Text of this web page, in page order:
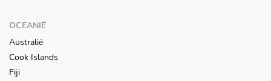
OCEANIË
Australië
Cook Islands
Fiji